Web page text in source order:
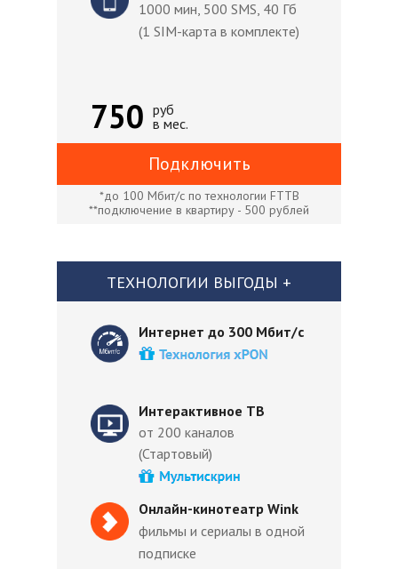
750
Онлайн-кинотеатр Wink
фильмы и сериалы в одной
подписке
Интернет до 300 Мбит/с
Подключить
1000 мин, 500 SMS, 40 Гб
(1 SIM-карта в комплекте)
руб
в мес.
*до 100 Мбит/с по технологии FTTB
**подключение в квартиру - 500 рублей
Интерактивное ТВ
от 200 каналов
(Стартовый)
ТЕХНОЛОГИИ ВЫГОДЫ +